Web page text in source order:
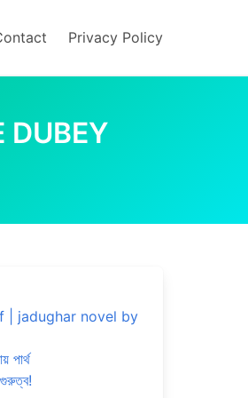
Privacy Policy
DUBEY
pdf | jadughar novel by
পার্থ